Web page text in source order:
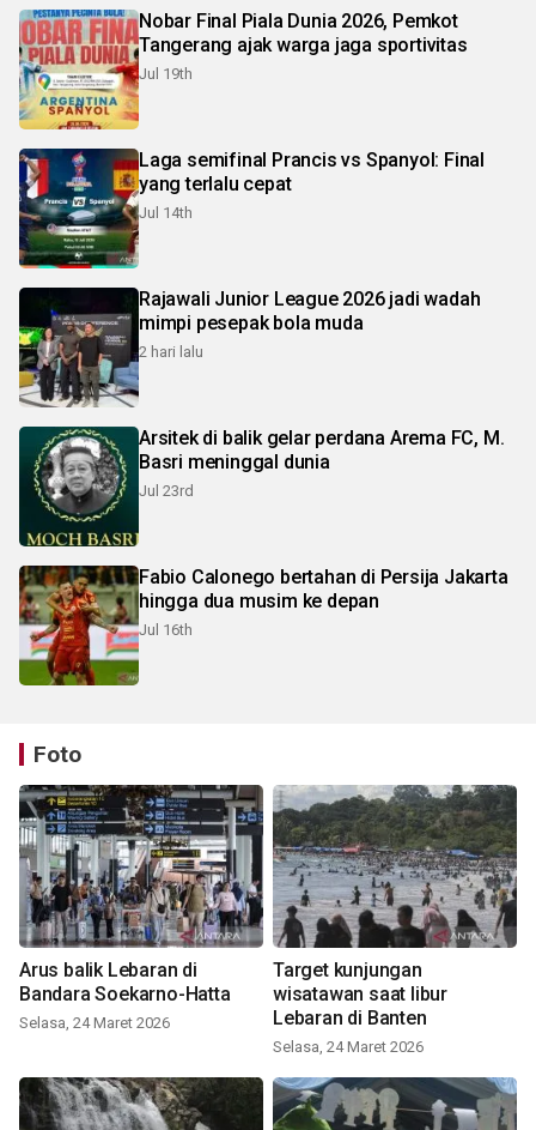
Nobar Final Piala Dunia 2026, Pemkot
Tangerang ajak warga jaga sportivitas
Jul 19th
Laga semifinal Prancis vs Spanyol: Final
yang terlalu cepat
Jul 14th
Rajawali Junior League 2026 jadi wadah
mimpi pesepak bola muda
2 hari lalu
Arsitek di balik gelar perdana Arema FC, M.
Basri meninggal dunia
Jul 23rd
Fabio Calonego bertahan di Persija Jakarta
hingga dua musim ke depan
Jul 16th
Foto
Arus balik Lebaran di
Bandara Soekarno-Hatta
Selasa, 24 Maret 2026
Target kunjungan
wisatawan saat libur
Lebaran di Banten
Selasa, 24 Maret 2026